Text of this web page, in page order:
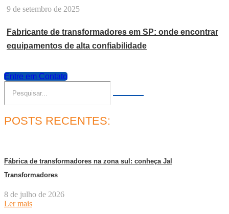
9 de setembro de 2025
Fabricante de transformadores em SP: onde encontrar
equipamentos de alta confiabilidade
Entre em Contato
POSTS RECENTES:
Fábrica de transformadores na zona sul: conheça Jal
Transformadores
8 de julho de 2026
Ler mais